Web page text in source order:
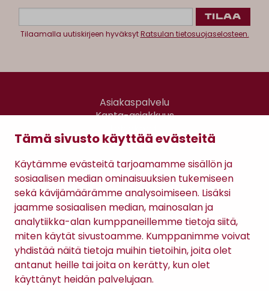
Tämä sivusto käyttää evästeitä
Käytämme evästeitä tarjoamamme sisällön ja
sosiaalisen median ominaisuuksien tukemiseen
sekä kävijämäärämme analysoimiseen. Lisäksi
jaamme sosiaalisen median, mainosalan ja
analytiikka-alan kumppaneillemme tietoja siitä,
miten käytät sivustoamme. Kumppanimme voivat
yhdistää näitä tietoja muihin tietoihin, joita olet
antanut heille tai joita on kerätty, kun olet
käyttänyt heidän palvelujaan.
Tilaamalla uutiskirjeen hyväksytRatsulan tietosuojaselosteen.
Asiakaspalvelu
Kanta-asiakkuus
Gomee Ratsula Café
Sopimusehdot
Tietosuojaseloste
Maksutavat